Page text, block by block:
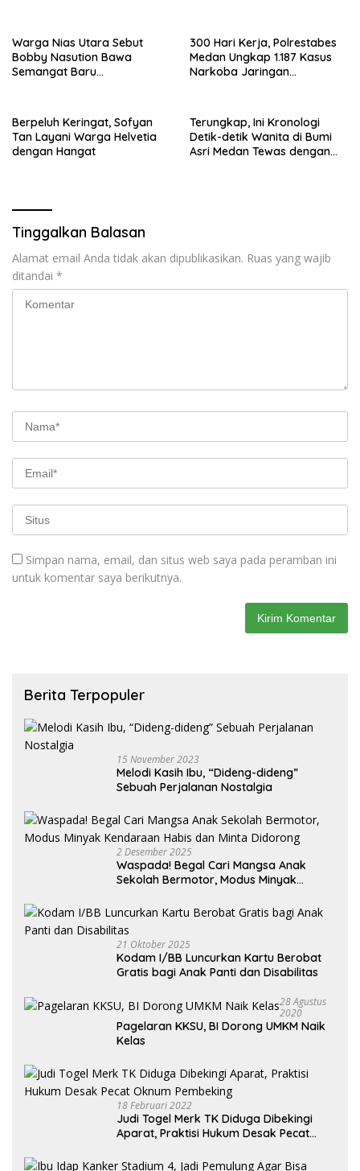
Warga Nias Utara Sebut
Bobby Nasution Bawa
Semangat Baru
300 Hari Kerja, Polrestabes
Medan Ungkap 1.187 Kasus
Narkoba Jaringan
Berpeluh Keringat, Sofyan
Tan Layani Warga Helvetia
dengan Hangat
Terungkap, Ini Kronologi
Detik-detik Wanita di Bumi
Asri Medan Tewas dengan
Tinggalkan Balasan
Alamat email Anda tidak akan dipublikasikan. Ruas yang wajib
ditandai *
Simpan nama, email, dan situs web saya pada peramban ini
untuk komentar saya berikutnya.
Berita Terpopuler
15 November 2023
Melodi Kasih Ibu, “Dideng-dideng”
Sebuah Perjalanan Nostalgia
2 Desember 2025
Waspada! Begal Cari Mangsa Anak
Sekolah Bermotor, Modus Minyak
21 Oktober 2025
Kodam I/BB Luncurkan Kartu Berobat
Gratis bagi Anak Panti dan Disabilitas
28 Agustus
2020
Pagelaran KKSU, BI Dorong UMKM Naik
Kelas
18 Februari 2022
Judi Togel Merk TK Diduga Dibekingi
Aparat, Praktisi Hukum Desak Pecat